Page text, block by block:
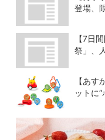
登場、
【7日
祭」、
【あ
ットに